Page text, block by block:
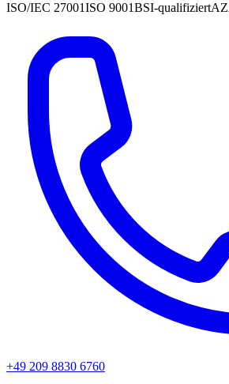
ISO/IEC 27001ISO 9001BSI-qualifiziert
+49 209 8830 6760